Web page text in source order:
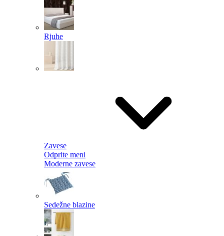
Rjuhe
Zavese
Odprite meni
Moderne zavese
Sedežne blazine